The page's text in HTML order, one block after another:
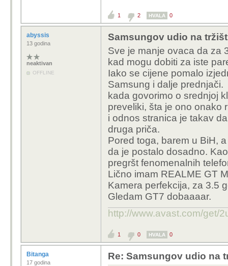
1 2 HVALA 0
abyssis
13 godina
neaktivan
OFFLINE
Samsungov udio na
Sve je manje ovaca da za
kad mogu dobiti za iste
Iako se cijene pomalo
Samsung i dalje prednjači.
kada govorimo o srednjoj
preveliki, šta je ono onako
i odnos stranica je takav
druga priča.
Pored toga, barem u BiH,
da je postalo dosadno.
pregršt fenomenalnih
Lično imam REALME GT
Kamera perfekcija, za 3.5
Gledam GT7 dobaaaar.
http://www.avast.com/get/
1 0 HVALA 0
Bitanga
17 godina
Re: Samsungov udio na